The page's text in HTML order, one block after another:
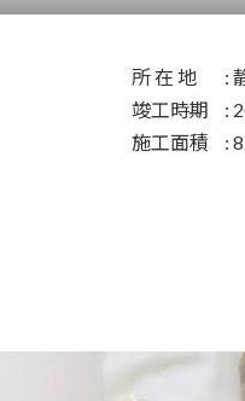
所 在 地
竣工時期
施工面積
:
:
: